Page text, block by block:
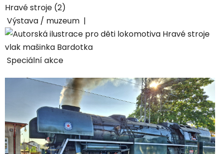
Výstava / muzeum |
Speciální akce